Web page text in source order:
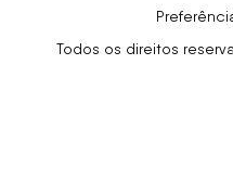
Todos os direitos